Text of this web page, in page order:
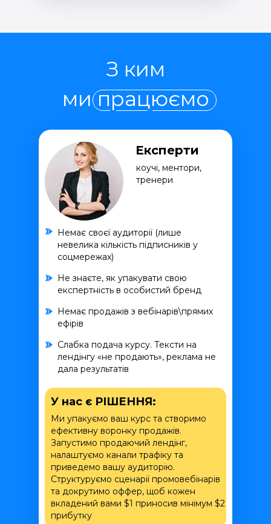
Експерти
коучі, ментори,
тренери
У нас є РІШЕННЯ:
Ми упакуємо ваш курс та створимо
ефективну воронку продажів.
Запустимо продаючий лендінг,
налаштуємо канали трафіку та
приведемо вашу аудиторію.
Структуруємо сценарії промовебінарів
та докрутимо оффер, щоб кожен
вкладений вами $1 приносив мінімум $2
прибутку
Немає своєї аудиторії (лише
невелика кількість підписників у
соцмережах)
Не знаєте, як упакувати свою
експертність в особистий бренд
Немає продажів з вебінарів\прямих
ефірів
Слабка подача курсу. Тексти на
лендінгу «не продають», реклама не
дала результатів
З ким
ми працюємо